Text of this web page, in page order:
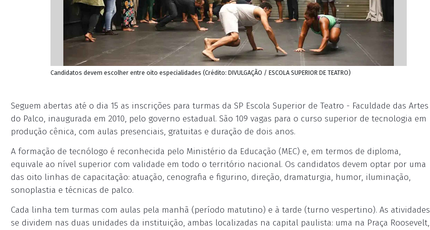
Candidatos devem escolher entre oito especialidades (Crédito: DIVULGAÇÃO / ESCOLA SUPERIOR DE TEATRO)
Seguem abertas até o dia 15 as inscrições para turmas da SP Escola Superior de Teatro - Faculdade das Artes
do Palco, inaugurada em 2010, pelo governo estadual. São 109 vagas para o curso superior de tecnologia em
produção cênica, com aulas presenciais, gratuitas e duração de dois anos.
A formação de tecnólogo é reconhecida pelo Ministério da Educação (MEC) e, em termos de diploma,
equivale ao nível superior com validade em todo o território nacional. Os candidatos devem optar por uma
das oito linhas de capacitação: atuação, cenografia e figurino, direção, dramaturgia, humor, iluminação,
sonoplastia e técnicas de palco.
Cada linha tem turmas com aulas pela manhã (período matutino) e à tarde (turno vespertino). As atividades
se dividem nas duas unidades da instituição, ambas localizadas na capital paulista: uma na Praça Roosevelt,